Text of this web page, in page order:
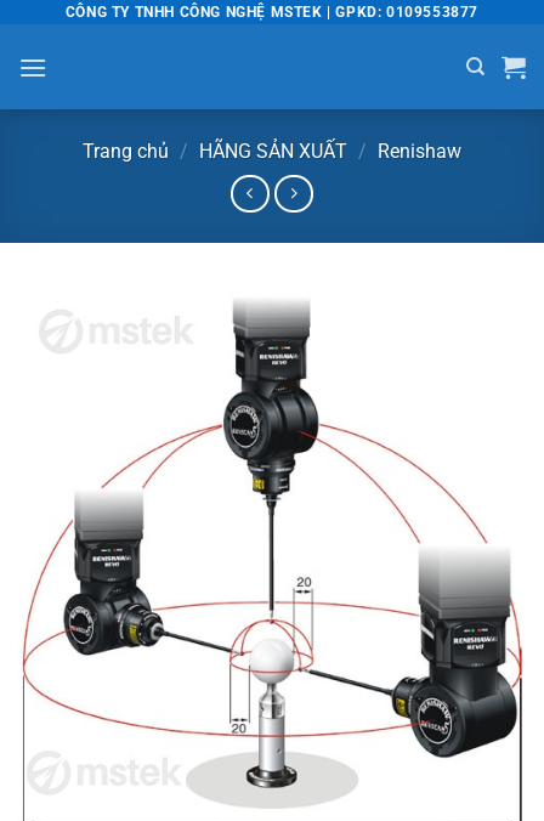
nội
dung
CÔNG TY TNHH CÔNG NGHỆ MSTEK | GPKD: 0109553877
Trang chủ / HÃNG SẢN XUẤT / Renishaw